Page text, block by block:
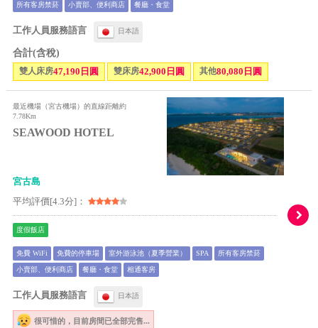
所有客房禁菸 小賣部、便利商店 餐廳・食堂
工作人員服務語言 日本語
合計(含稅)
雙人床房47,190日圓 雙床房42,900日圓 其他80,080日圓
最近機場（宮古機場）的直線距離約
7.78Km
SEAWOOD HOTEL
宮古島
平均評價[4.3分]：
度假飯店
免費 WiFi 免費的停車場 室外游泳池（夏季營業） SPA 所有客房禁菸
小賣部、便利商店 餐廳・食堂 相通客房
工作人員服務語言 日本語
很可惜的， 目前房間已全部完售...